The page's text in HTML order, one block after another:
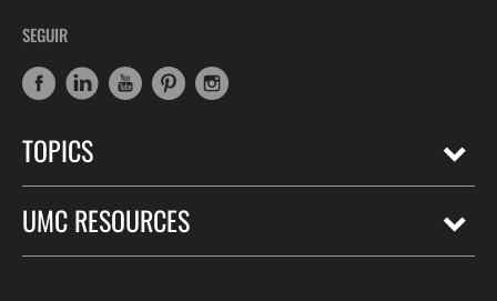
SEGUIR
TOPICS
UMC RESOURCES